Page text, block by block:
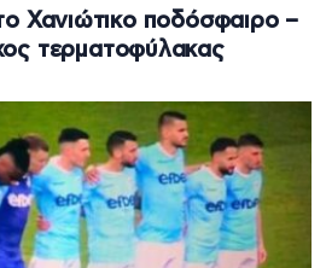
Χανιώτικο ποδόσφαιρο –
τερματοφύλακας